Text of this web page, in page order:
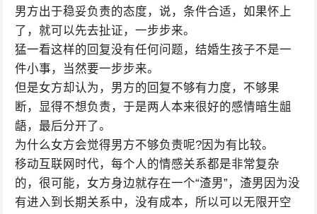
男方出于稳妥负责的态度，说，条件合适，如果怀上
了，就可以先去扯证，一步步来。
猛一看这样的回复没有任何问题，结婚生孩子不是一
件小事，当然要一步步来。
但是女方却认为，男方的回复不够有力度，不够果
断，显得不想负责，于是两人本来很好的感情暗生龃
龉，最后分开了。
为什么女方会觉得男方不够负责呢?因为有比较。
移动互联网时代，每个人的情感关系都是非常复杂
的，很可能，女方身边就存在一个“渣男”，渣男因为没
有进入到长期关系中，没有成本，所以可以无限开空